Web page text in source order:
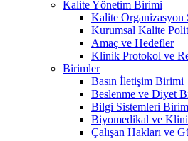
Kalite Yönetim Birimi
Kalite Organizasyon
Kurumsal Kalite
Amaç ve Hedefler
Klinik Protokol ve
Birimler
Basın İletişim Birimi
Beslenme ve Diyet
Bilgi Sistemleri
Biyomedikal ve
Çalışan Hakları ve